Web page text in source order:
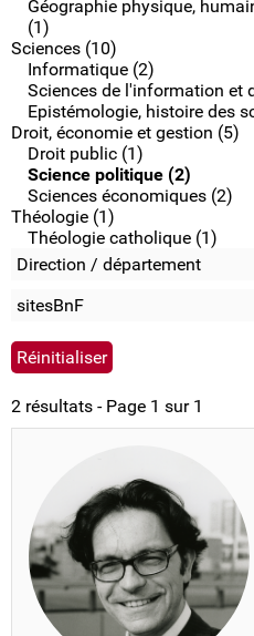
Géographie physique,
(1)
Sciences (10)
Informatique (2)
Sciences de l'information et
Epistémologie, histoire des
Droit, économie et gestion (5)
Droit public (1)
Science politique (2)
Sciences économiques (2)
Théologie (1)
Théologie catholique (1)
Direction / département
sitesBnF
2 résultats - Page 1 sur 1